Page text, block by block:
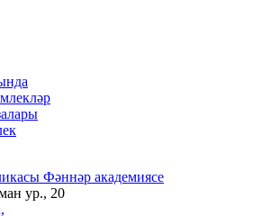
Фәннәр академиясе
ур., 20